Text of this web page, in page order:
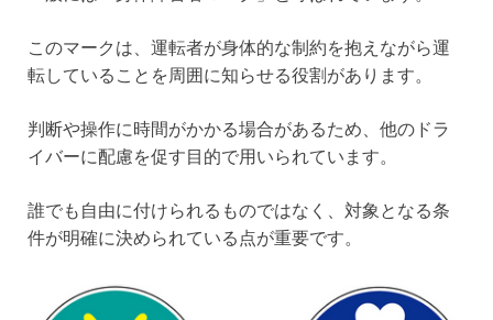
このマークは、運転者が身体的な制約を抱えながら運
転していることを周囲に知らせる役割があります。
判断や操作に時間がかかる場合があるため、他のドラ
イバーに配慮を促す目的で用いられています。
誰でも自由に付けられるものではなく、対象となる条
件が明確に決められている点が重要です。